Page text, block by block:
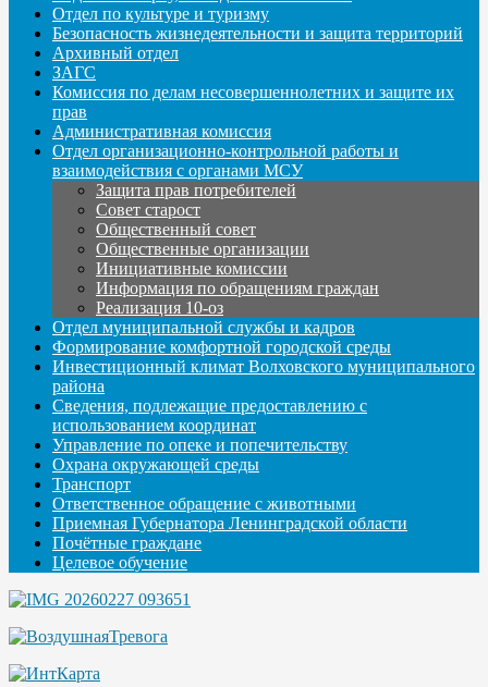
Отдел по культуре и туризму
Безопасность жизнедеятельности и защита территорий
Архивный отдел
ЗАГС
Комиссия по делам несовершеннолетних и защите их
прав
Административная комиссия
Отдел организационно-контрольной работы и
взаимодействия с органами МСУ
Защита прав потребителей
Совет старост
Общественный совет
Общественные организации
Инициативные комиссии
Информация по обращениям граждан
Реализация 10-оз
Отдел муниципальной службы и кадров
Формирование комфортной городской среды
Инвестиционный климат Волховского муниципального
района
Сведения, подлежащие предоставлению с
использованием координат
Управление по опеке и попечительству
Охрана окружающей среды
Транспорт
Ответственное обращение с животными
Приемная Губернатора Ленинградской области
Почётные граждане
Целевое обучение